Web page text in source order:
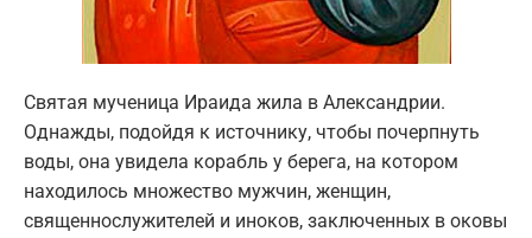
Святая мученица Ираида жила в Александрии.
Однажды, подойдя к источнику, чтобы почерпнуть
воды, она увидела корабль у берега, на котором
находилось множество мужчин, женщин,
священнослужителей и иноков, заключенных в оковы